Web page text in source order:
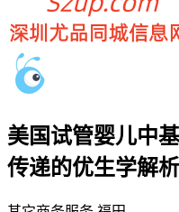
美国试管婴儿中
传递的优生学解析